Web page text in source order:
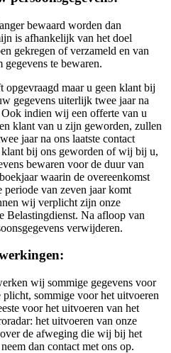
bewaard worden dan
is afhankelijk van het doel
gekregen of verzameld en van
te bewaren.
maar u geen klant bij
gegevens uiterlijk twee jaar na
indien wij een offerte van u
klant van u zijn geworden, zullen
jaar na ons laatste contact
bij ons geworden of wij bij u,
bewaren voor de duur van
waarin de overeenkomst
van zeven jaar komt
wij verplicht zijn onze
Belastingdienst. Na afloop van
verwijderen.
wij sommige gegevens voor
sommige voor het uitvoeren
voor het uitvoeren van het
het uitvoeren van onze
de afweging die wij bij het
dan contact met ons op.